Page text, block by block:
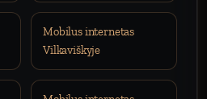
Mobilus internetas
Vilkaviškyje